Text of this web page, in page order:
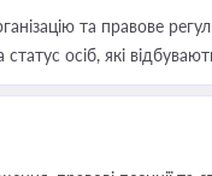
та правове
осіб, які